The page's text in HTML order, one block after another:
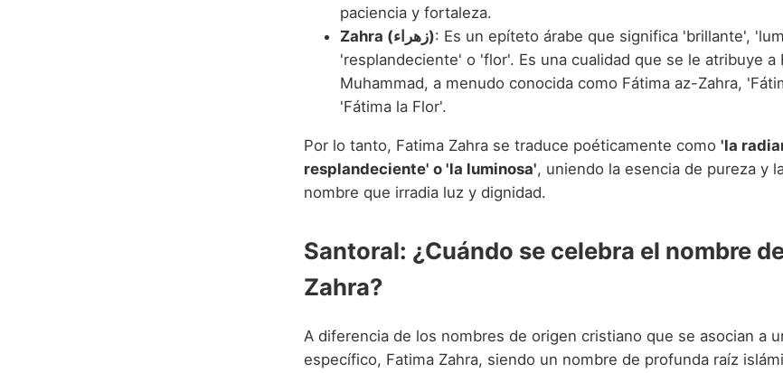
paciencia y fortaleza.
Zahra (زهراء): Es un epíteto árabe que significa 'brillante',
'resplandeciente' o 'flor'. Es una cualidad que se le atribuye a
Muhammad, a menudo conocida como Fátima az-Zahra,
'Fátima la Flor'.
Por lo tanto, Fatima Zahra se traduce poéticamente como 'la
resplandeciente' o 'la luminosa', uniendo la esencia de pureza y
nombre que irradia luz y dignidad.
Santoral: ¿Cuándo se celebra el nombre
Zahra?
A diferencia de los nombres de origen cristiano que se asocian a
específico, Fatima Zahra, siendo un nombre de profunda raíz